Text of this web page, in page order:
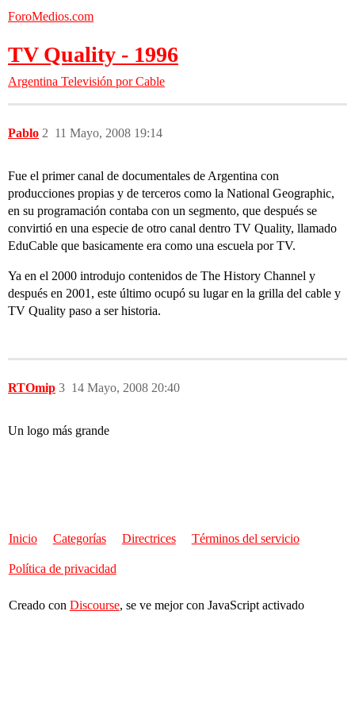
ForoMedios.com
TV Quality - 1996
Argentina Televisión por Cable
Pablo 11 Mayo, 2008 19:14
2
Fue el primer canal de documentales de Argentina con
producciones propias y de terceros como la National Geographic,
en su programación contaba con un segmento, que después se
convirtió en una especie de otro canal dentro TV Quality, llamado
EduCable que basicamente era como una escuela por TV.
Ya en el 2000 introdujo contenidos de The History Channel y
después en 2001, este último ocupó su lugar en la grilla del cable y
TV Quality paso a ser historia.
RTOmip 14 Mayo, 2008 20:40
3
Un logo más grande
Inicio Categorías Directrices Términos del servicio
Política de privacidad
Creado con Discourse, se ve mejor con JavaScript activado